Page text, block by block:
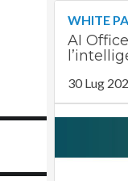
WHITE
AI
30 Lug